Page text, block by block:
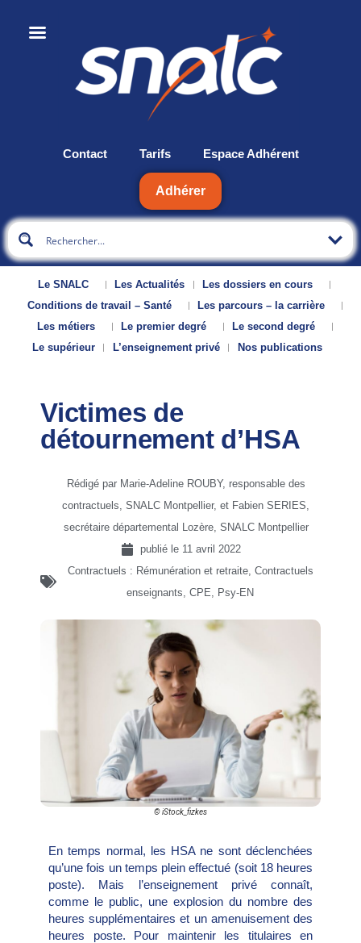
Contact Tarifs Espace Adhérent
Adhérer
Le SNALC Les Actualités
Les dossiers en cours
Conditions de travail – Santé
Les parcours – la carrière
Les métiers
Le premier degré
Le second degré
Le supérieur
L’enseignement privé Nos publications
Victimes de
détournement d’HSA
Rédigé par Marie-Adeline ROUBY, responsable des
contractuels, SNALC Montpellier, et Fabien SERIES,
secrétaire départemental Lozère, SNALC Montpellier
publié le 11 avril 2022
Contractuels : Rémunération et retraite, Contractuels
enseignants, CPE, Psy-EN
© iStock_fizkes
En temps normal, les HSA ne sont déclenchées
qu’une fois un temps plein effectué (soit 18 heures
poste). Mais l’enseignement privé connaît,
comme le public, une explosion du nombre des
heures supplémentaires et un amenuisement des
heures poste. Pour maintenir les titulaires en